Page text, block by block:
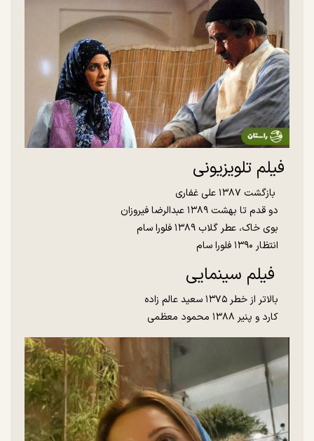
فیلم تلویزیونی
بازگشت ۱۳۸۷ علی غفاری
دو قدم تا بهشت ۱۳۸۹ عبدالرضا فیروزان
بوی خاک، عطر گلاب ۱۳۸۹ فلورا سام
انتظار ۱۳۹۰ فلورا سام
فیلم سینمایی
بالاتر از خطر ۱۳۷۵ سعید عالم زاده
کارد و پنیر ۱۳۸۸ محمود معظمی